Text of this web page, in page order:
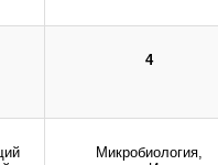
4
Микробиология,